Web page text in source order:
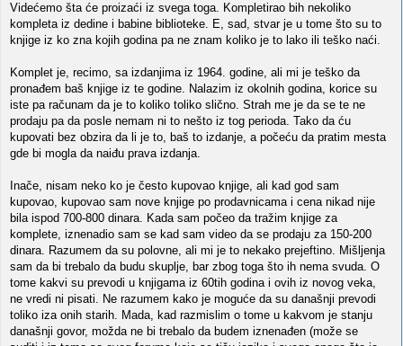
Videćemo šta će proizaći iz svega toga. Kompletirao bih nekoliko
kompleta iz dedine i babine biblioteke. E, sad, stvar je u tome što su to
knjige iz ko zna kojih godina pa ne znam koliko je to lako ili teško naći.
Komplet je, recimo, sa izdanjima iz 1964. godine, ali mi je teško da
pronađem baš knjige iz te godine. Nalazim iz okolnih godina, korice su
iste pa računam da je to koliko toliko slično. Strah me je da se te ne
prodaju pa da posle nemam ni to nešto iz tog perioda. Tako da ću
kupovati bez obzira da li je to, baš to izdanje, a počeću da pratim mesta
gde bi mogla da naiđu prava izdanja.
Inače, nisam neko ko je često kupovao knjige, ali kad god sam
kupovao, kupovao sam nove knjige po prodavnicama i cena nikad nije
bila ispod 700-800 dinara. Kada sam počeo da tražim knjige za
komplete, iznenadio sam se kad sam video da se prodaju za 150-200
dinara. Razumem da su polovne, ali mi je to nekako prejeftino. Mišljenja
sam da bi trebalo da budu skuplje, bar zbog toga što ih nema svuda. O
tome kakvi su prevodi u knjigama iz 60tih godina i ovih iz novog veka,
ne vredi ni pisati. Ne razumem kako je moguće da su današnji prevodi
toliko iza onih starih. Mada, kad razmislim o tome u kakvom je stanju
današnji govor, možda ne bi trebalo da budem iznenađen (može se